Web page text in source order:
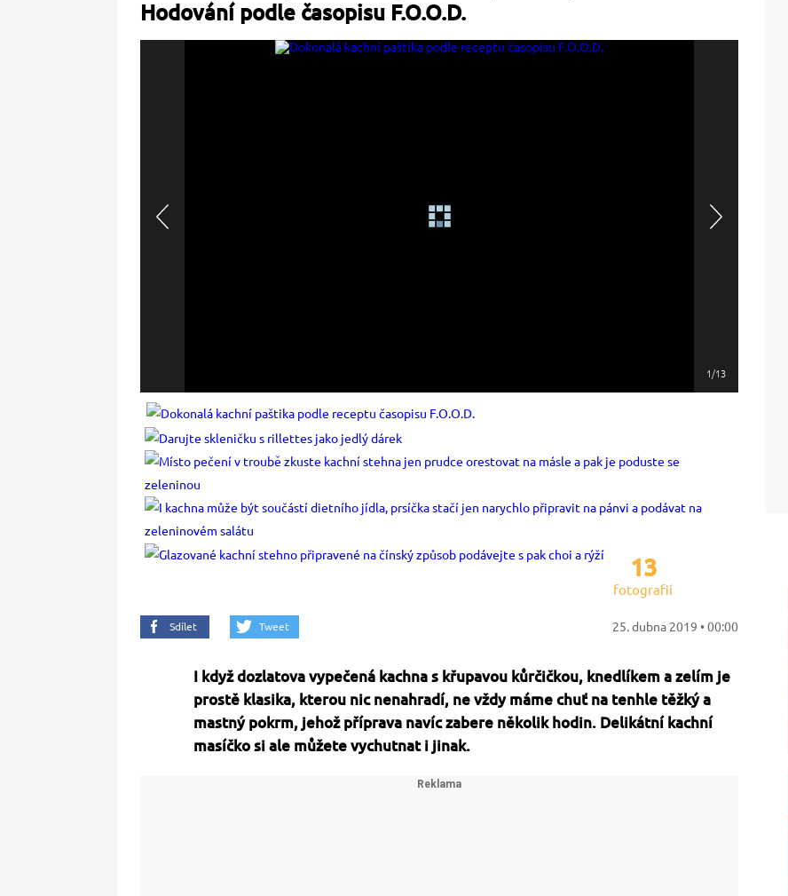
Hodování podle časopisu F.O.O.D.
1/13
13
fotografií
25. dubna 2019 • 00:00
Sdílet Tweet
I když dozlatova vypečená kachna s křupavou kůrčičkou, knedlíkem a zelím je
prostě klasika, kterou nic nenahradí, ne vždy máme chuť na tenhle těžký a
mastný pokrm, jehož příprava navíc zabere několik hodin. Delikátní kachní
masíčko si ale můžete vychutnat i jinak.